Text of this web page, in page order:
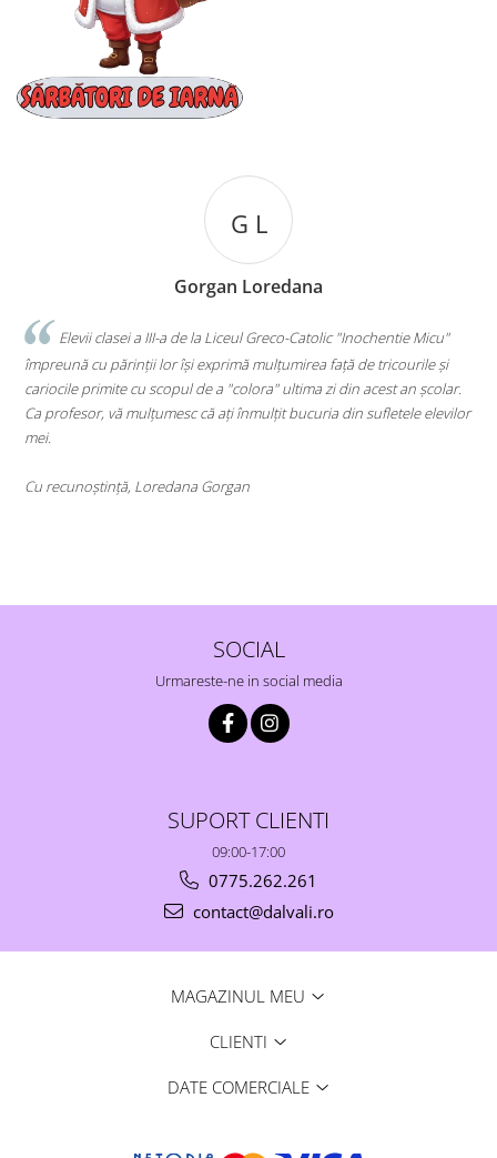
"Inochentie Micu"
de tricourile și
din acest an școlar.
din sufletele elevilor
"Ii multumim Valentinei pentru
trimis aceste tricouri minunate. Baietelul nostru a
finalizeze proiectul pentru scoala si foarte mandru
Nu numai ca a inteles imediat ca 'arde' si a facut tot
scrisoare pentru noi, parintii si pentru copil, cu un
SOCIAL
Urmareste-ne in social media
SUPORT CLIENTI
09:00-17:00
0775.262.261
contact@dalvali.ro
MAGAZINUL MEU
CLIENTI
DATE COMERCIALE